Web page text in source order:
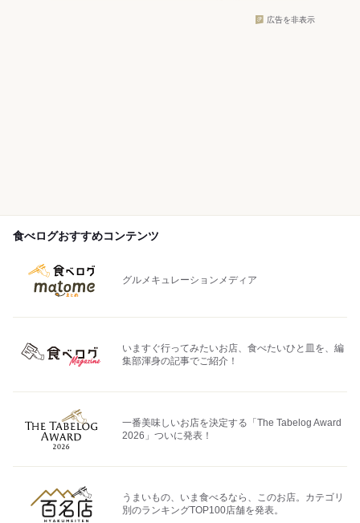
広告を非表示
食べログおすすめコンテンツ
グルメキュレーションメディア
いますぐ行ってみたいお店、食べたいひと皿を、編
集部渾身の記事でご紹介！
一番美味しいお店を決定する「The Tabelog Award
2026」ついに発表！
うまいもの、いま食べるなら、このお店。カテゴリ
別のランキングTOP100店舗を発表。